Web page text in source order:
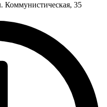
Коммунистическая, 35